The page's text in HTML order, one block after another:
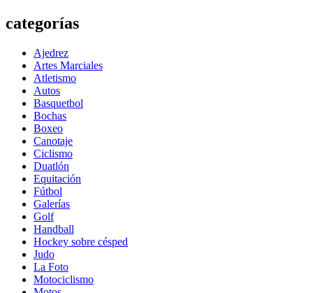
categorías
Ajedrez
Artes Marciales
Atletismo
Autos
Basquetbol
Bochas
Boxeo
Canotaje
Ciclismo
Duatlón
Equitación
Fútbol
Galerías
Golf
Handball
Hockey sobre césped
Judo
La Foto
Motociclismo